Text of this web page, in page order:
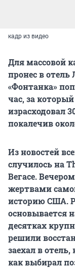
кадр из видео
Для массовой
пронес в отель
«Фонтанка»
час, за
израсходовал
покалечив
Из новостей
случилось на
Вегасе.
жертвами
историю США.
основывается
десятках
решили
заехал в
как выбирал